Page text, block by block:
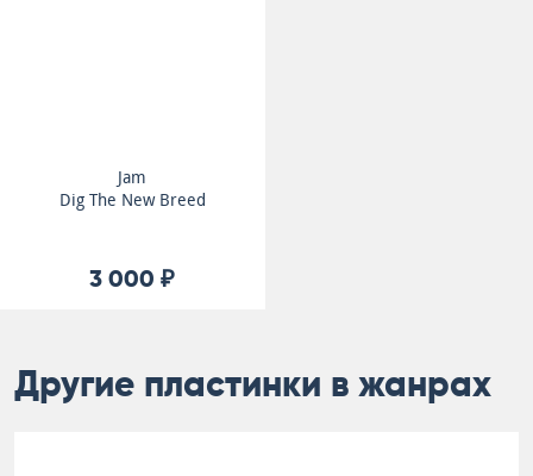
Jam
Dig The New Breed
3 000 ₽
Другие пластинки в жанрах